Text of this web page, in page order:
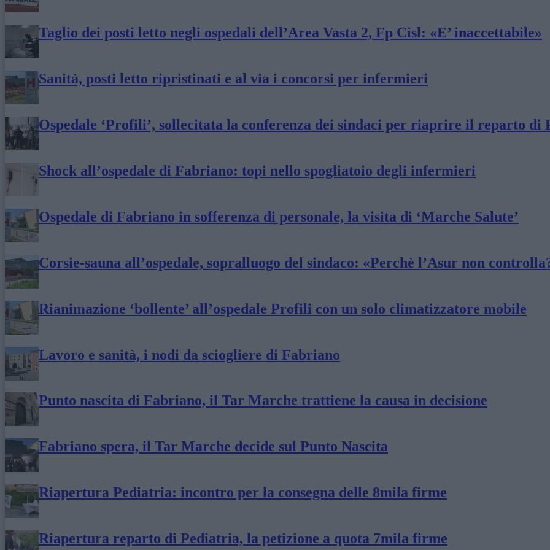
Taglio dei posti letto negli ospedali dell’Area Vasta 2, Fp Cisl: «E’ inaccettabile»
Sanità, posti letto ripristinati e al via i concorsi per infermieri
Ospedale ‘Profili’, sollecitata la conferenza dei sindaci per riaprire il reparto di
Shock all’ospedale di Fabriano: topi nello spogliatoio degli infermieri
Ospedale di Fabriano in sofferenza di personale, la visita di ‘Marche Salute’
Corsie-sauna all’ospedale, sopralluogo del sindaco: «Perchè l’Asur non
Rianimazione ‘bollente’ all’ospedale Profili con un solo climatizzatore mobile
Lavoro e sanità, i nodi da sciogliere di Fabriano
Punto nascita di Fabriano, il Tar Marche trattiene la causa in decisione
Fabriano spera, il Tar Marche decide sul Punto Nascita
Riapertura Pediatria: incontro per la consegna delle 8mila firme
Riapertura reparto di Pediatria, la petizione a quota 7mila firme